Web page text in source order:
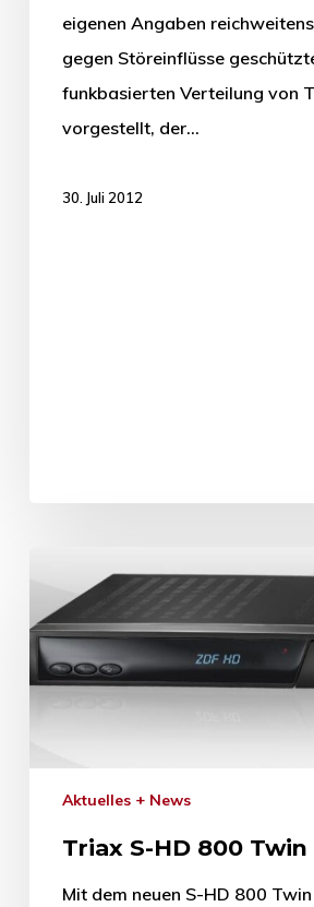
eigenen Angaben
gegen Störeinflüsse
funkbasierten Verteilung von
vorgestellt, der…
30. Juli 2012
Aktuelles + News
Triax S-HD 800 Twin
Mit dem neuen S-HD 800